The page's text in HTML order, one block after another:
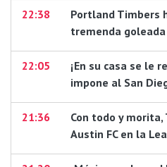
22:38
Portland Timbers
tremenda
22:05
¡En su casa se le
impone al San
21:36
Con todo y
Austin FC en la